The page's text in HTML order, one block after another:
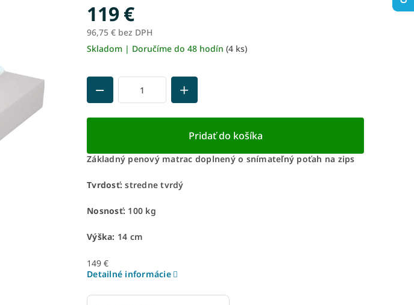
119 €
96,75 € bez DPH
Jednotková
Skladom | Doručíme do 48 hodín (4 ks)
Pridať do košíka
Základný penový matrac doplnený o snímateľný poťah na zips
Tvrdosť: stredne tvrdý
Nosnosť: 100 kg
Výška: 14 cm
149 €
Detailné informácie